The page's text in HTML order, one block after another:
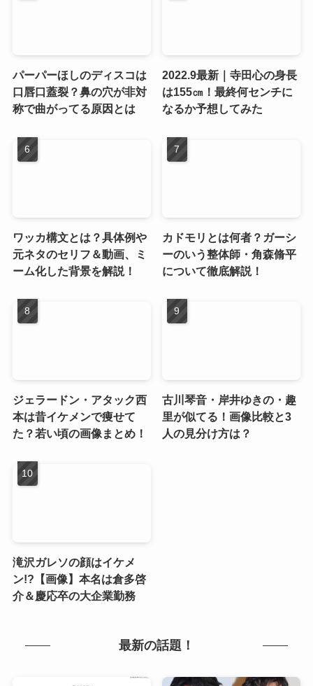
パーパーほしのディスコは
口唇口蓋裂？鼻の穴が非対
称で曲がってる原因とは
2022.9最新｜寺田心の身長
は155㎝！最終何センチに
なるか予想してみた
ワッカ構文とは？具体例や
元ネタのセリフ＆動画、ミ
ーム化した背景を解説！
カドモリとは何者？ガーシ
ーのいう整体師・角森脩平
について徹底解説！
ジェラードン・アタック西
本は昔イケメンで痩せて
た？若い頃の画像まとめ！
古川琴音・岸井ゆきの・趣
里が似てる！画像比較と3
人の見分け方は？
滝沢ガレソの顔はイケメ
ン!?【画像】本名は倉多啓
介＆慶応卒の大企業勤務
最新の話題！